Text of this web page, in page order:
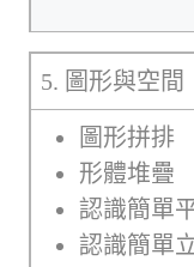
5. 圖形與空間
圖形拼排
形體堆疊
認識簡單
認識簡單